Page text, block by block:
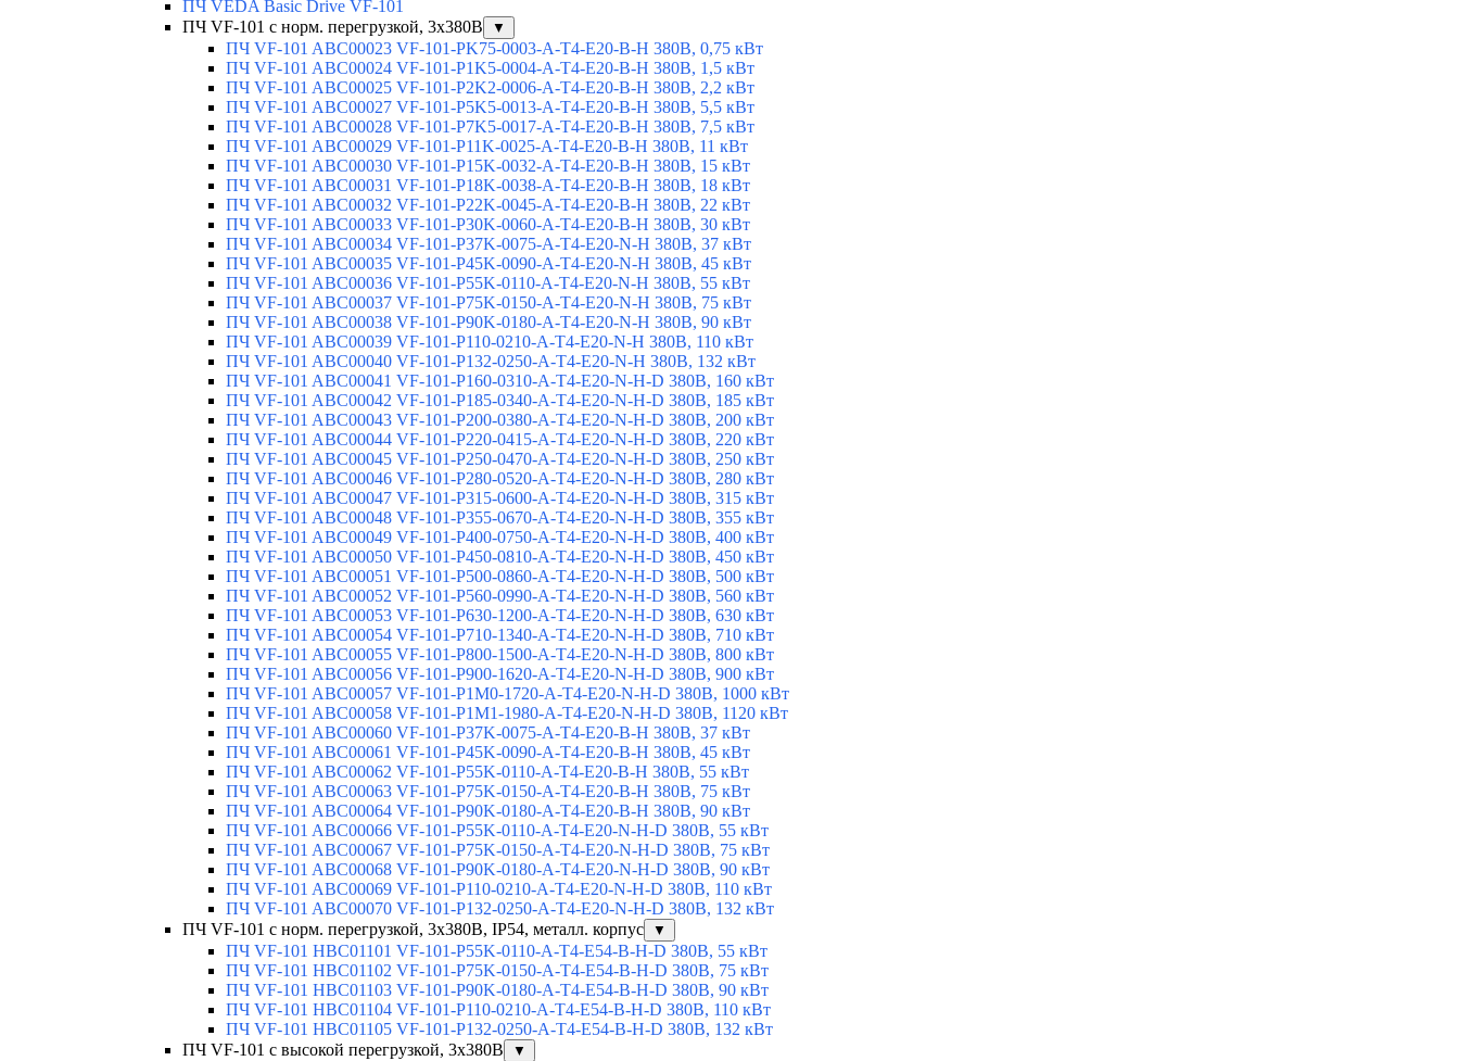
ПЧ VEDA Basic Drive VF-101
ПЧ VF-101 с норм. перегрузкой, 3х380В
▼
ПЧ VF-101 ABC00023 VF-101-PK75-0003-A-T4-E20-B-H 380В, 0,75 кВт
ПЧ VF-101 ABC00024 VF-101-P1K5-0004-A-T4-E20-B-H 380В, 1,5 кВт
ПЧ VF-101 ABC00025 VF-101-P2K2-0006-A-T4-E20-B-H 380В, 2,2 кВт
ПЧ VF-101 ABC00027 VF-101-P5K5-0013-A-T4-E20-B-H 380В, 5,5 кВт
ПЧ VF-101 ABC00028 VF-101-P7K5-0017-A-T4-E20-B-H 380В, 7,5 кВт
ПЧ VF-101 ABC00029 VF-101-P11K-0025-A-T4-E20-B-H 380В, 11 кВт
ПЧ VF-101 ABC00030 VF-101-P15K-0032-A-T4-E20-B-H 380В, 15 кВт
ПЧ VF-101 ABC00031 VF-101-P18K-0038-A-T4-E20-B-H 380В, 18 кВт
ПЧ VF-101 ABC00032 VF-101-P22K-0045-A-T4-E20-B-H 380В, 22 кВт
ПЧ VF-101 ABC00033 VF-101-P30K-0060-A-T4-E20-B-H 380В, 30 кВт
ПЧ VF-101 ABC00034 VF-101-P37K-0075-A-T4-E20-N-H 380В, 37 кВт
ПЧ VF-101 ABC00035 VF-101-P45K-0090-A-T4-E20-N-H 380В, 45 кВт
ПЧ VF-101 ABC00036 VF-101-P55K-0110-A-T4-E20-N-H 380В, 55 кВт
ПЧ VF-101 ABC00037 VF-101-P75K-0150-A-T4-E20-N-H 380В, 75 кВт
ПЧ VF-101 ABC00038 VF-101-P90K-0180-A-T4-E20-N-H 380В, 90 кВт
ПЧ VF-101 ABC00039 VF-101-P110-0210-A-T4-E20-N-H 380В, 110 кВт
ПЧ VF-101 ABC00040 VF-101-P132-0250-A-T4-E20-N-H 380В, 132 кВт
ПЧ VF-101 ABC00041 VF-101-P160-0310-A-T4-E20-N-H-D 380В, 160 кВт
ПЧ VF-101 ABC00042 VF-101-P185-0340-A-T4-E20-N-H-D 380В, 185 кВт
ПЧ VF-101 ABC00043 VF-101-P200-0380-A-T4-E20-N-H-D 380В, 200 кВт
ПЧ VF-101 ABC00044 VF-101-P220-0415-A-T4-E20-N-H-D 380В, 220 кВт
ПЧ VF-101 ABC00045 VF-101-P250-0470-A-T4-E20-N-H-D 380В, 250 кВт
ПЧ VF-101 ABC00046 VF-101-P280-0520-A-T4-E20-N-H-D 380В, 280 кВт
ПЧ VF-101 ABC00047 VF-101-P315-0600-A-T4-E20-N-H-D 380В, 315 кВт
ПЧ VF-101 ABC00048 VF-101-P355-0670-A-T4-E20-N-H-D 380В, 355 кВт
ПЧ VF-101 ABC00049 VF-101-P400-0750-A-T4-E20-N-H-D 380В, 400 кВт
ПЧ VF-101 ABC00050 VF-101-P450-0810-A-T4-E20-N-H-D 380В, 450 кВт
ПЧ VF-101 ABC00051 VF-101-P500-0860-A-T4-E20-N-H-D 380В, 500 кВт
ПЧ VF-101 ABC00052 VF-101-P560-0990-A-T4-E20-N-H-D 380В, 560 кВт
ПЧ VF-101 ABC00053 VF-101-P630-1200-A-T4-E20-N-H-D 380В, 630 кВт
ПЧ VF-101 ABC00054 VF-101-P710-1340-A-T4-E20-N-H-D 380В, 710 кВт
ПЧ VF-101 ABC00055 VF-101-P800-1500-A-T4-E20-N-H-D 380В, 800 кВт
ПЧ VF-101 ABC00056 VF-101-P900-1620-A-T4-E20-N-H-D 380В, 900 кВт
ПЧ VF-101 ABC00057 VF-101-P1M0-1720-A-T4-E20-N-H-D 380В, 1000 кВт
ПЧ VF-101 ABC00058 VF-101-P1M1-1980-A-T4-E20-N-H-D 380В, 1120 кВт
ПЧ VF-101 ABC00060 VF-101-P37K-0075-A-T4-E20-B-H 380В, 37 кВт
ПЧ VF-101 ABC00061 VF-101-P45K-0090-A-T4-E20-B-H 380В, 45 кВт
ПЧ VF-101 ABC00062 VF-101-P55K-0110-A-T4-E20-B-H 380В, 55 кВт
ПЧ VF-101 ABC00063 VF-101-P75K-0150-A-T4-E20-B-H 380В, 75 кВт
ПЧ VF-101 ABC00064 VF-101-P90K-0180-A-T4-E20-B-H 380В, 90 кВт
ПЧ VF-101 ABC00066 VF-101-P55K-0110-A-T4-E20-N-H-D 380В, 55 кВт
ПЧ VF-101 ABC00067 VF-101-P75K-0150-A-T4-E20-N-H-D 380В, 75 кВт
ПЧ VF-101 ABC00068 VF-101-P90K-0180-A-T4-E20-N-H-D 380В, 90 кВт
ПЧ VF-101 ABC00069 VF-101-P110-0210-A-T4-E20-N-H-D 380В, 110 кВт
ПЧ VF-101 ABC00070 VF-101-P132-0250-A-T4-E20-N-H-D 380В, 132 кВт
ПЧ VF-101 с норм. перегрузкой, 3х380В, IP54, металл. корпус
▼
ПЧ VF-101 HBC01101 VF-101-P55K-0110-A-T4-E54-B-H-D 380В, 55 кВт
ПЧ VF-101 HBC01102 VF-101-P75K-0150-A-T4-E54-B-H-D 380В, 75 кВт
ПЧ VF-101 HBC01103 VF-101-P90K-0180-A-T4-E54-B-H-D 380В, 90 кВт
ПЧ VF-101 HBC01104 VF-101-P110-0210-A-T4-E54-B-H-D 380В, 110 кВт
ПЧ VF-101 HBC01105 VF-101-P132-0250-A-T4-E54-B-H-D 380В, 132 кВт
ПЧ VF-101 с высокой перегрузкой, 3x380В
▼